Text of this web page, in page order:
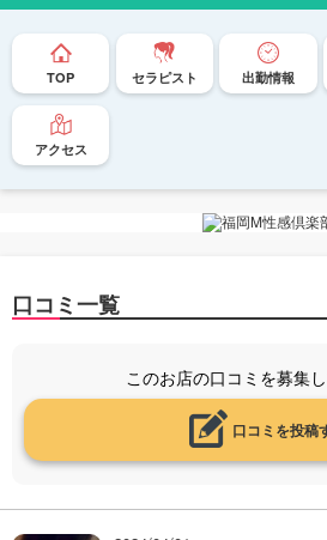
TOP セラピスト 出勤情報
アクセス
口コミ一覧
このお店の口コミを募集
口コミを投稿